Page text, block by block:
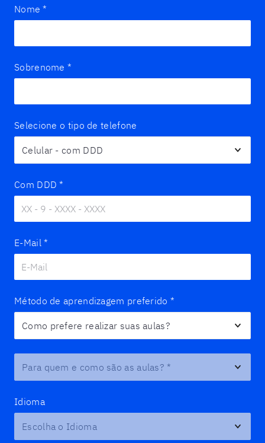
Nome *
Sobrenome *
Selecione o tipo de telefone
Com DDD *
E-Mail *
Método de aprendizagem preferido *
Idioma